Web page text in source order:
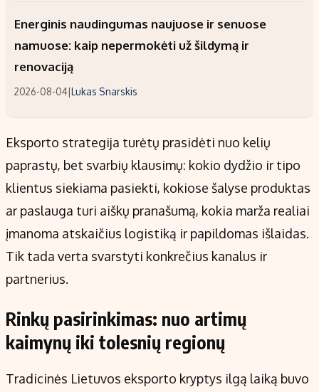
Energinis naudingumas naujuose ir senuose
namuose: kaip nepermokėti už šildymą ir
renovaciją
2026-08-04|Lukas Snarskis
Eksporto strategija turėtų prasidėti nuo kelių
paprastų, bet svarbių klausimų: kokio dydžio ir tipo
klientus siekiama pasiekti, kokiose šalyse produktas
ar paslauga turi aiškų pranašumą, kokia marža realiai
įmanoma atskaičius logistiką ir papildomas išlaidas.
Tik tada verta svarstyti konkrečius kanalus ir
partnerius.
Rinkų pasirinkimas: nuo artimų
kaimynų iki tolesnių regionų
Tradicinės Lietuvos eksporto kryptys ilgą laiką buvo